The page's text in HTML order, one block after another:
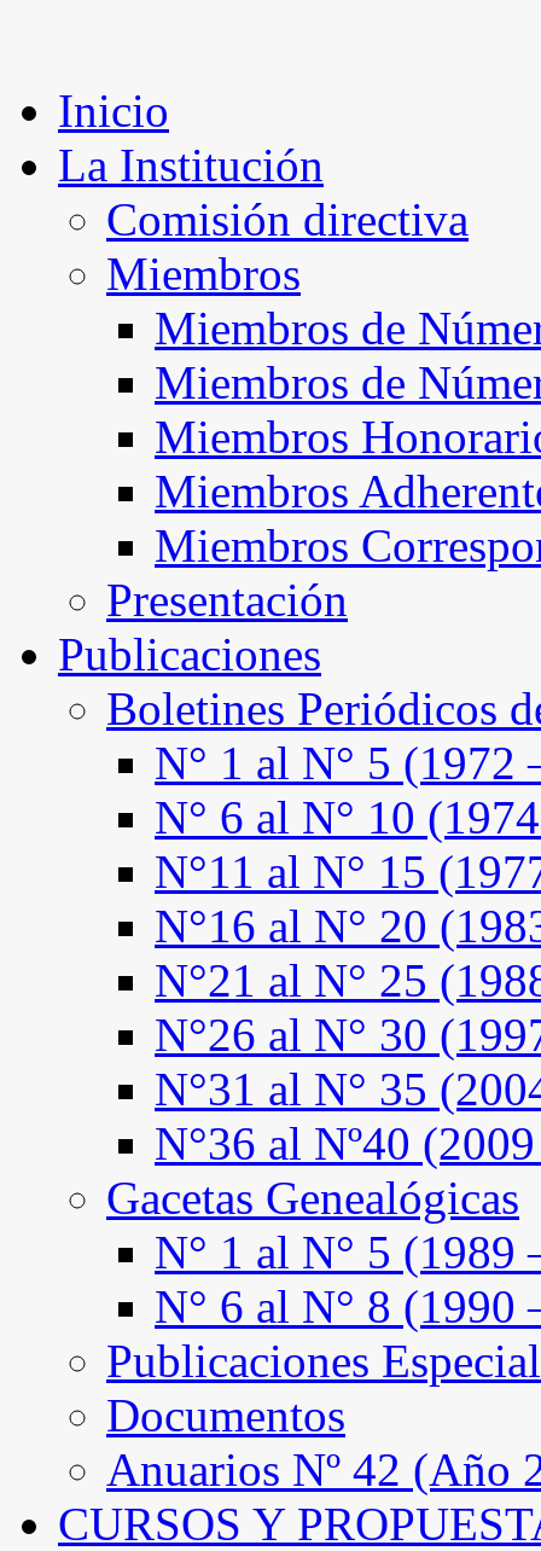
Inicio
La Institución
Comisión directiva
Miembros
Miembros de
Miembros de
Miembros
Miembros
Miembros
Presentación
Publicaciones
Boletines Periódicos
N° 1 al N° 5 (1972
N° 6 al N° 10
N°11 al N° 15
N°16 al N° 20
N°21 al N° 25
N°26 al N° 30
N°31 al N° 35
N°36 al Nº40
Gacetas Genealógicas
N° 1 al N° 5 (1989
N° 6 al N° 8 (1990
Publicaciones
Documentos
Anuarios Nº 42 (Año
CURSOS Y